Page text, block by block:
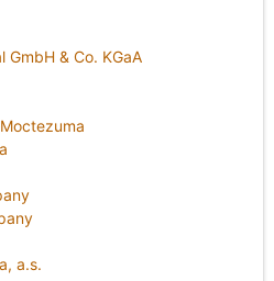
GmbH & Co. KGaA
a.s.